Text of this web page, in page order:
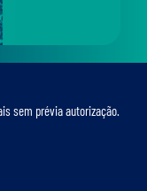
sem prévia autorização.